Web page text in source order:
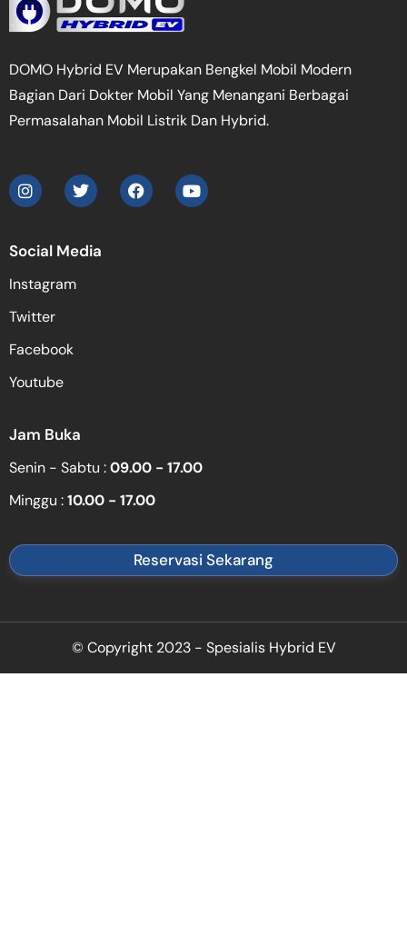
DOMO Hybrid EV Merupakan Bengkel Mobil Modern
Bagian Dari Dokter Mobil Yang Menangani Berbagai
Permasalahan Mobil Listrik Dan Hybrid.
Social Media
Instagram
Twitter
Facebook
Youtube
Jam Buka
Senin - Sabtu :09.00 - 17.00
Minggu :10.00 - 17.00
Reservasi Sekarang
© Copyright 2023 - Spesialis Hybrid EV